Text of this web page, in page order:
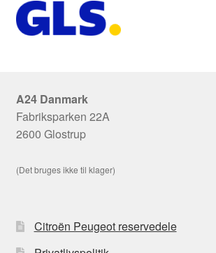
A24 Danmark
Fabriksparken 22A
2600 Glostrup
(Det bruges ikke til klager)
Citroën Peugeot reservedele